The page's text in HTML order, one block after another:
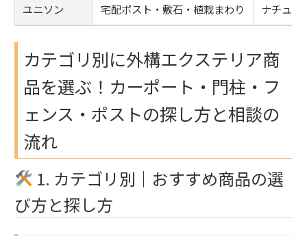
ユニソン 宅配ポスト・敷石・植栽まわり ナチュラ
カテゴリ別に外構エクステリア商
品を選ぶ！カーポート・門柱・フ
ェンス・ポストの探し方と相談の
流れ
1. カテゴリ別｜おすすめ商品の選
び方と探し方